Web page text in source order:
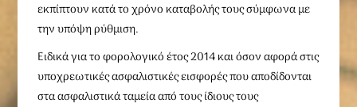
εκπίπτουν κατά το χρόνο καταβολής τους σύμφωνα με
την υπόψη ρύθμιση.
Ειδικά για το φορολογικό έτος 2014 και όσον αφορά στις
υποχρεωτικές ασφαλιστικές εισφορές που αποδίδονται
στα ασφαλιστικά ταμεία από τους ίδιους τους